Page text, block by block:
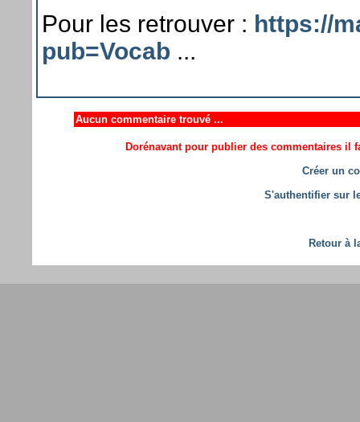
Pour les retrouver : https://
pub=Vocab ...
Aucun commentaire trouvé ...
Dorénavant pour publier des commentaires il
Créer un
S'authentifier sur
Retour à